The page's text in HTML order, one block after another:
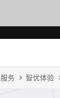
务 智优体验